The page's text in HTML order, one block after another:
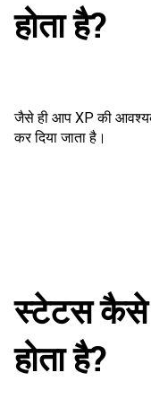
होता है?
जैसे ही आप XP की
कर दिया जाता है।
स्टेटस कैसे
होता है?